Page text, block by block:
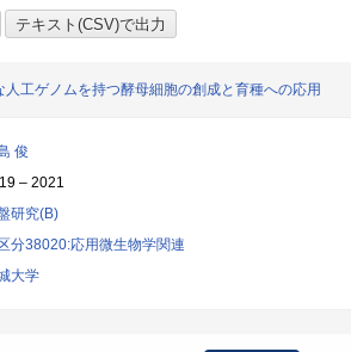
工ゲノムを持つ酵母細胞の創成と育種への応用
俊
– 2021
研究(B)
分38020:応用微生物学関連
大学